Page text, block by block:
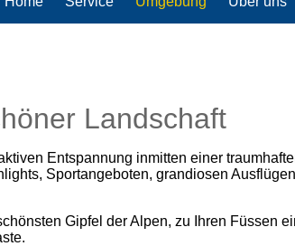
Landschaft
Entspannung inmitten einer
Sportangeboten, grandiosen
Gipfel der Alpen, zu Ihren Füssen